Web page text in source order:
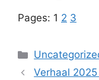
Pages: 1 2 3
Categories
Verhaal